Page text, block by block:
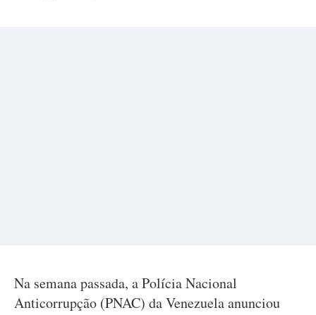
Na semana passada, a Polícia Nacional
Anticorrupção (PNAC) da Venezuela anunciou